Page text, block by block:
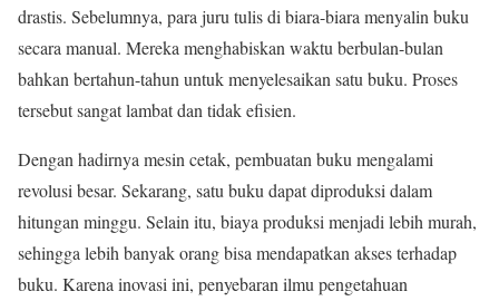
drastis. Sebelumnya, para juru tulis di biara-biara menyalin buku
secara manual. Mereka menghabiskan waktu berbulan-bulan
bahkan bertahun-tahun untuk menyelesaikan satu buku. Proses
tersebut sangat lambat dan tidak efisien.
Dengan hadirnya mesin cetak, pembuatan buku mengalami
revolusi besar. Sekarang, satu buku dapat diproduksi dalam
hitungan minggu. Selain itu, biaya produksi menjadi lebih murah,
sehingga lebih banyak orang bisa mendapatkan akses terhadap
buku. Karena inovasi ini, penyebaran ilmu pengetahuan